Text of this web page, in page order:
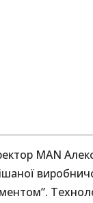
MAN